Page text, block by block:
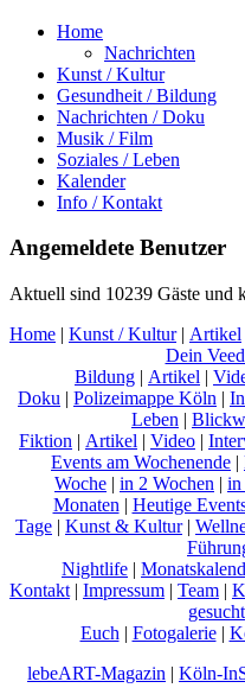
Home
Nachrichten
Kunst / Kultur
Gesundheit / Bildung
Nachrichten / Doku
Musik / Film
Soziales / Leben
Kalender
Info / Kontakt
Angemeldete Benutzer
Aktuell sind 10239 Gäste und
Home | Kunst / Kultur| Artikel
Dein
Bildung | Artikel |
Doku | Polizeimappe Köln |
Leben |
Fiktion | Artikel | Video |
Events am Wochenende |
Woche | in 2 Wochen | in
Monaten | Heutige
Tage | Kunst & Kultur|
Nightlife |
Kontakt | Impressum | Team |
gesucht
Euch | Fotogalerie|
lebeART-Magazin | Köln-